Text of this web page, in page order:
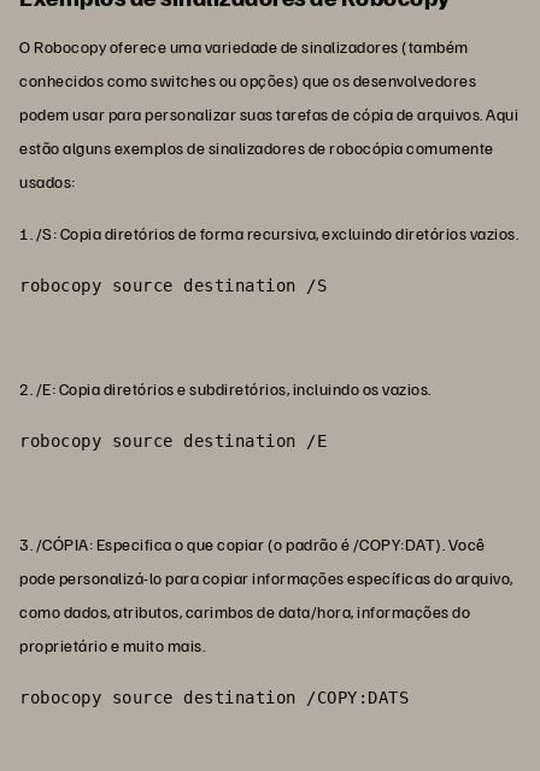
O Robocopy oferece uma variedade de sinalizadores (também
conhecidos como switches ou opções) que os desenvolvedores
podem usar para personalizar suas tarefas de cópia de arquivos. Aqui
estão alguns exemplos de sinalizadores de robocópia comumente
usados:
1. /S: Copia diretórios de forma recursiva, excluindo diretórios vazios.
robocopy source destination /S
2. /E: Copia diretórios e subdiretórios, incluindo os vazios.
robocopy source destination /E
3. /CÓPIA: Especifica o que copiar (o padrão é /COPY:DAT). Você
pode personalizá-lo para copiar informações específicas do arquivo,
como dados, atributos, carimbos de data/hora, informações do
proprietário e muito mais.
robocopy source destination /COPY:DATS